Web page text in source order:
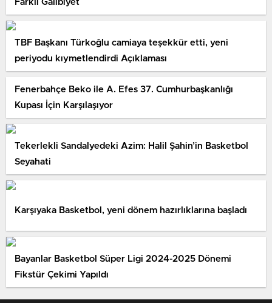
Farklı Galibiyet
TBF Başkanı Türkoğlu camiaya teşekkür etti, yeni
periyodu kıymetlendirdi Açıklaması
Fenerbahçe Beko ile A. Efes 37. Cumhurbaşkanlığı
Kupası İçin Karşılaşıyor
Tekerlekli Sandalyedeki Azim: Halil Şahin’in Basketbol
Seyahati
Karşıyaka Basketbol, yeni dönem hazırlıklarına başladı
Bayanlar Basketbol Süper Ligi 2024-2025 Dönemi
Fikstür Çekimi Yapıldı